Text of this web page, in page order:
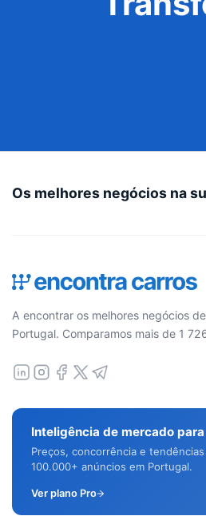
Os melhores negócios na
A encontrar os melhores negócios
Portugal. Comparamos mais de 1
Inteligência de mercado
Preços, concorrência e
100.000+ anúncios em Portugal.
Ver plano Pro